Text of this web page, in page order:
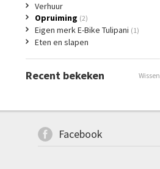
Verhuur
Opruiming (2)
Eigen merk E-Bike Tulipani (1)
Eten en slapen
Recent bekeken Wissen
Facebook